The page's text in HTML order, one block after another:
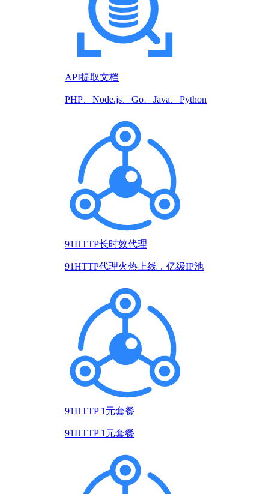
API提取文档
PHP、Node.js、Go、Java、Python
91HTTP长时效代理
91HTTP代理火热上线，亿级IP池
91HTTP 1元套餐
91HTTP 1元套餐